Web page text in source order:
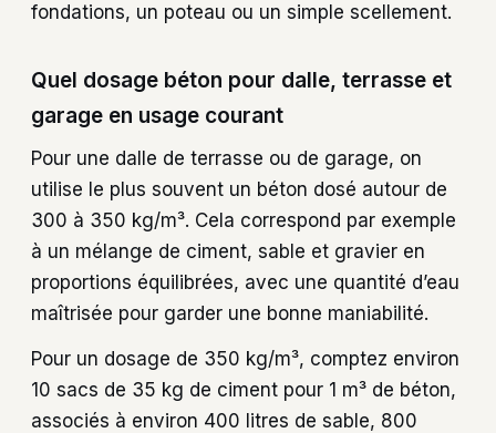
fondations, un poteau ou un simple scellement.
Quel dosage béton pour dalle, terrasse et
garage en usage courant
Pour une dalle de terrasse ou de garage, on
utilise le plus souvent un béton dosé autour de
300 à 350 kg/m³. Cela correspond par exemple
à un mélange de ciment, sable et gravier en
proportions équilibrées, avec une quantité d’eau
maîtrisée pour garder une bonne maniabilité.
Pour un dosage de 350 kg/m³, comptez environ
10 sacs de 35 kg de ciment pour 1 m³ de béton,
associés à environ 400 litres de sable, 800